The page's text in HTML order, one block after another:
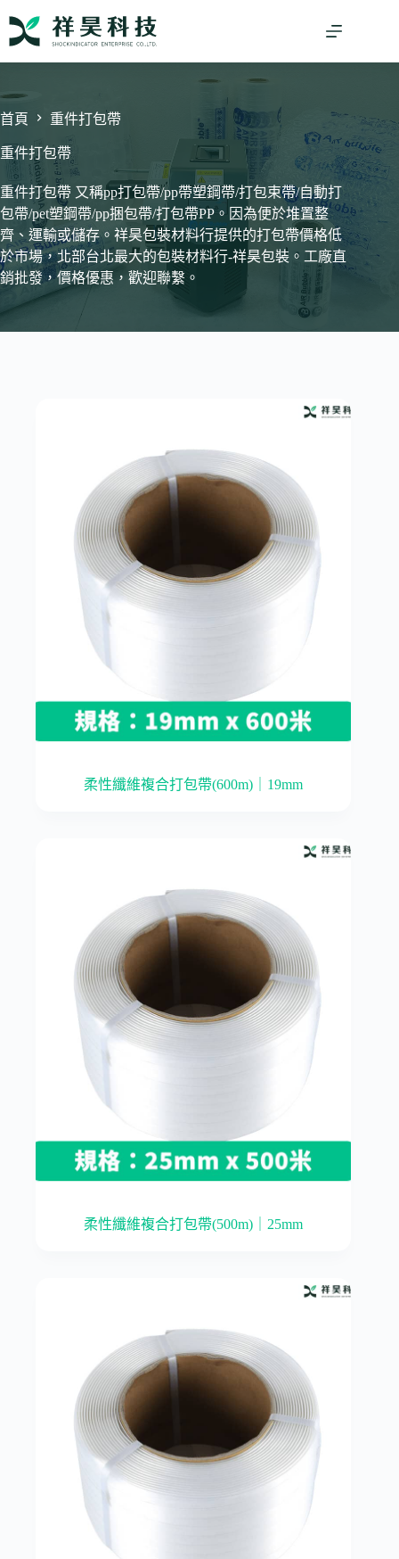
內
容
首頁 重件打包帶
重件打包帶
重件打包帶 又稱pp打包帶/pp帶塑鋼帶/打包束帶/自動打
包帶/pet塑鋼帶/pp捆包帶/打包帶PP。因為便於堆置整
齊、運輸或儲存。祥昊包裝材料行提供的打包帶價格低
於市場，北部台北最大的包裝材料行-祥昊包裝。工廠直
銷批發，價格優惠，歡迎聯繫。
柔性纖維複合打包帶(600m)｜19mm
柔性纖維複合打包帶(500m)｜25mm